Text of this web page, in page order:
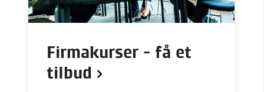
Firmakurser - få et
tilbud